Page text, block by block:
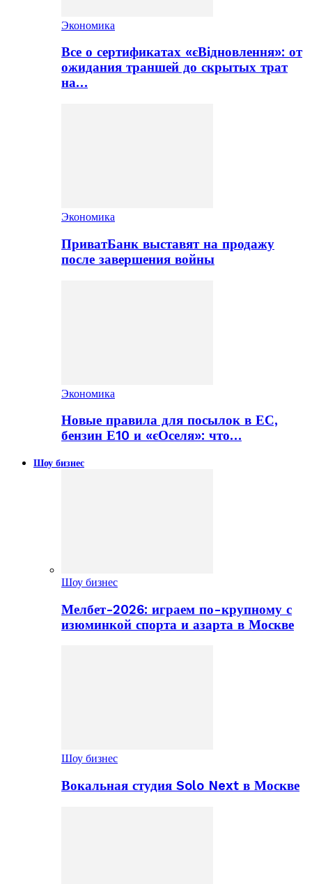
Экономика
Все о сертификатах «єВідновлення»: от
ожидания траншей до скрытых трат
на…
Экономика
ПриватБанк выставят на продажу
после завершения войны
Экономика
Новые правила для посылок в ЕС,
бензин Е10 и «єОселя»: что…
Шоу бизнес
Шоу бизнес
Мелбет-2026: играем по-крупному с
изюминкой спорта и азарта в Москве
Шоу бизнес
Вокальная студия Solo Next в Москве